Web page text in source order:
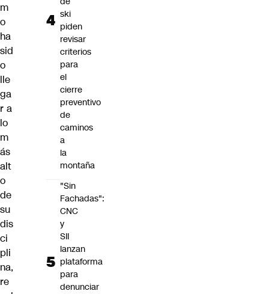
m
o
ha
sid
o
lle
ga
r a
lo
m
ás
alt
o
de
su
dis
ci
pli
na,
re
ski
piden
revisar
criterios
para
el
cierre
preventivo
de
caminos
a
la
montaña
"Sin
Fachadas":
CNC
y
SII
lanzan
plataforma
para
denunciar